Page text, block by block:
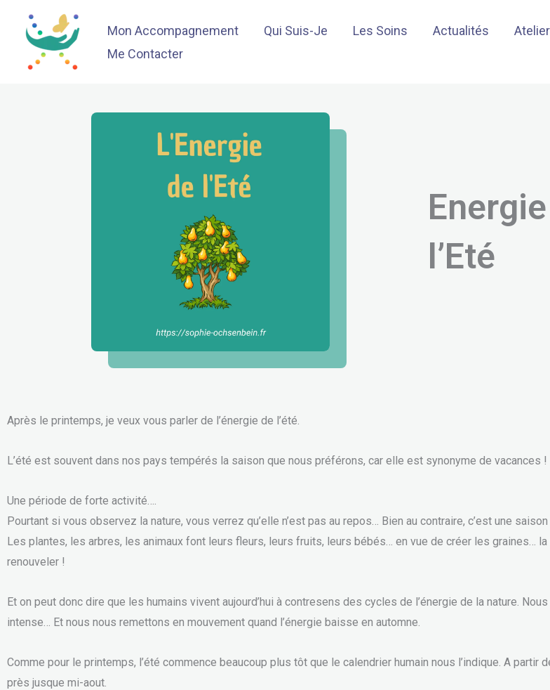
contenu
Mon Accompagnement Qui Suis-Je Les Soins Actualités
Me Contacter
l’Eté
Après le printemps, je veux vous parler de l’énergie de l’été.
L’été est souvent dans nos pays tempérés la saison que nous préférons, car elle est synonyme de vacances !
Une période de forte activité….
Pourtant si vous observez la nature, vous verrez qu’elle n’est pas au repos… Bien au contraire, c’est une
Les plantes, les arbres, les animaux font leurs fleurs, leurs fruits, leurs bébés… en vue de créer les graines…
renouveler !
Et on peut donc dire que les humains vivent aujourd’hui à contresens des cycles de l’énergie de la nature.
intense… Et nous nous remettons en mouvement quand l’énergie baisse en automne.
Comme pour le printemps, l’été commence beaucoup plus tôt que le calendrier humain nous l’indique. A partir
près jusque mi-aout.